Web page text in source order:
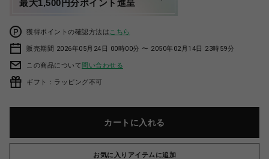
最大1,500円分ポイント進呈
獲得ポイントの確認方法は こちら
販売期間 2026年05月24日 00時00分 〜 2050年02月14日 23時59分
この商品について問い合わせる
ギフト：ラッピング不可
カートに入れる
お気に入りアイテムに追加